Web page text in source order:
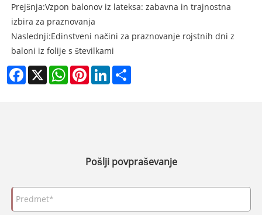
Prejšnja:Vzpon balonov iz lateksa: zabavna in trajnostna
izbira za praznovanja
Naslednji:Edinstveni načini za praznovanje rojstnih dni z
baloni iz folije s številkami
Facebook
X WhatsAppPinterestLinkedIn
Pošlji povpraševanje